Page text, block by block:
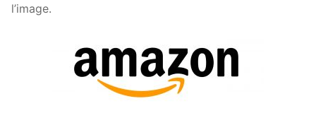
l’image.